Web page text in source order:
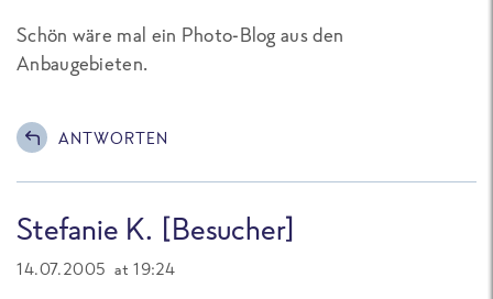
Schön wäre mal ein Photo-Blog aus den
Anbaugebieten.
ANTWORTEN
Stefanie K. [Besucher]
14.07.2005 at 19:24